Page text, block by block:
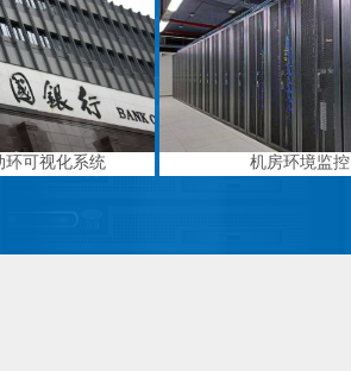
环可视化系统 机房环境监控